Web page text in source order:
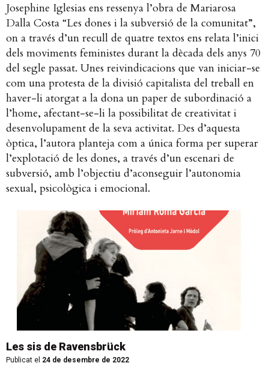
Josephine Iglesias ens ressenya l’obra de Mariarosa
Dalla Costa “Les dones i la subversió de la comunitat”,
on a través d’un recull de quatre textos ens relata l’inici
dels moviments feministes durant la dècada dels anys 70
del segle passat. Unes reivindicacions que van iniciar-se
com una protesta de la divisió capitalista del treball en
haver-li atorgat a la dona un paper de subordinació a
l’home, afectant-se-li la possibilitat de creativitat i
desenvolupament de la seva activitat. Des d’aquesta
òptica, l’autora planteja com a única forma per superar
l’explotació de les dones, a través d’un escenari de
subversió, amb l’objectiu d’aconseguir l’autonomia
sexual, psicològica i emocional.
Les sis de Ravensbrück
Publicat el 24 de desembre de 2022